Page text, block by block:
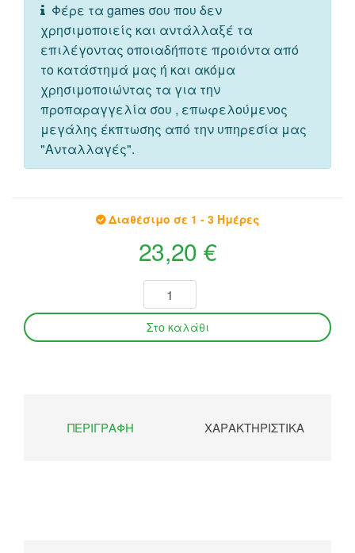
Φέρε τα games σου που δεν
χρησιμοποιείς και αντάλλαξέ τα
επιλέγοντας οποιαδήποτε προιόντα από
το κατάστημά μας ή και ακόμα
χρησιμοποιώντας τα για την
προπαραγγελία σου , επωφελούμενος
μεγάλης έκπτωσης από την υπηρεσία μας
"Ανταλλαγές".
Διαθέσιμο σε 1 - 3 Ημέρες
23,20 €
ΠΕΡΙΓΡΑΦΉ ΧΑΡΑΚΤΗΡΙΣΤΙΚΆ